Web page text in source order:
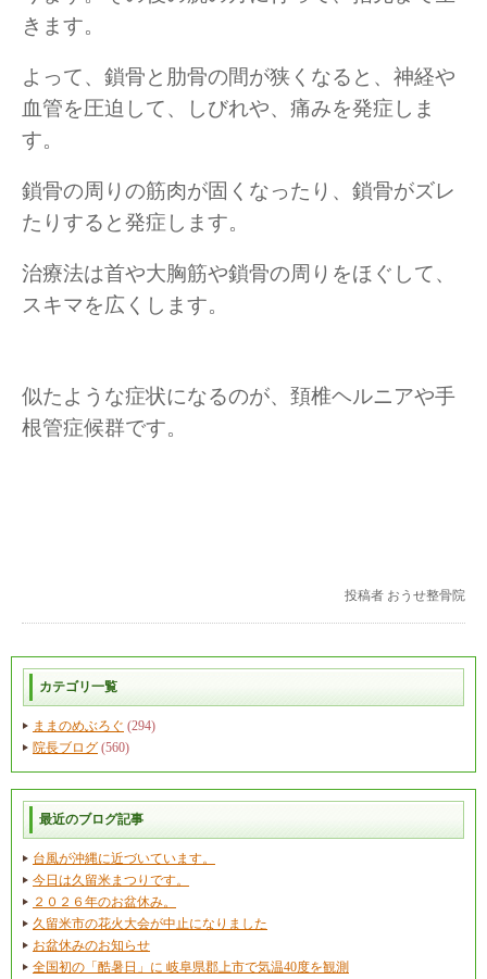
きます。
よって、鎖骨と肋骨の間が狭くなると、神経や
血管を圧迫して、しびれや、痛みを発症しま
す。
鎖骨の周りの筋肉が固くなったり、鎖骨がズレ
たりすると発症します。
治療法は首や大胸筋や鎖骨の周りをほぐして、
スキマを広くします。
似たような症状になるのが、頚椎ヘルニアや手
根管症候群です。
投稿者 おうせ整骨院
カテゴリ一覧
ままのめぶろぐ (294)
院長ブログ (560)
最近のブログ記事
台風が沖縄に近づいています。
今日は久留米まつりです。
２０２６年のお盆休み。
久留米市の花火大会が中止になりました
お盆休みのお知らせ
全国初の「酷暑日」に 岐阜県郡上市で気温40度を観測